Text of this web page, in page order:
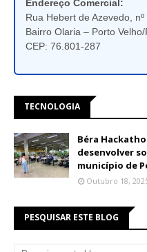
Endereço Comercial:
Rua Hebert de Azevedo, nº
Bairro Olaria – Porto Velho/
CEP: 76.801-287
TECNOLOGIA
Béra
desenvolver
município de
Outubro 18,
PESQUISAR ESTE BLOG